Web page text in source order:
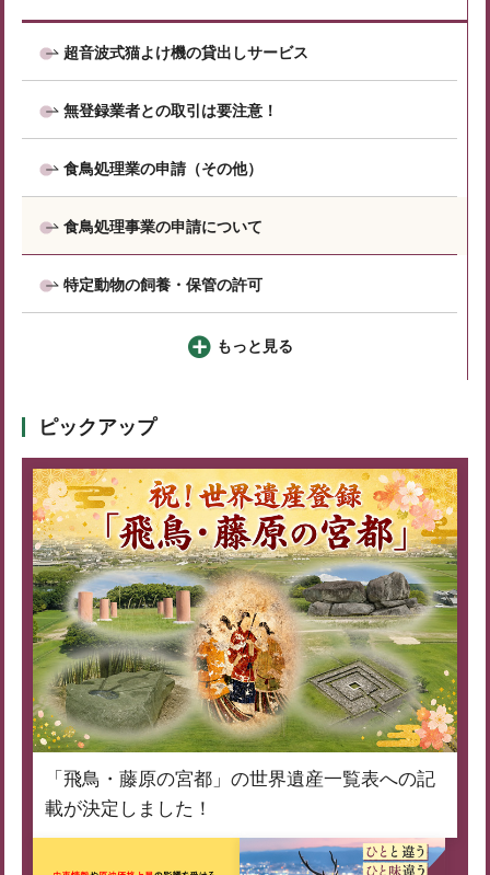
超音波式猫よけ機の貸出しサービス
無登録業者との取引は要注意！
食鳥処理業の申請（その他）
食鳥処理事業の申請について
特定動物の飼養・保管の許可
もっと見る
ピックアップ
「飛鳥・藤原の宮都」の世界遺産一覧表への記
載が決定しました！